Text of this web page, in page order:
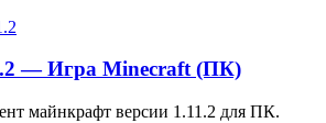
— Игра Minecraft (ПК)
майнкрафт версии 1.11.2 для ПК.